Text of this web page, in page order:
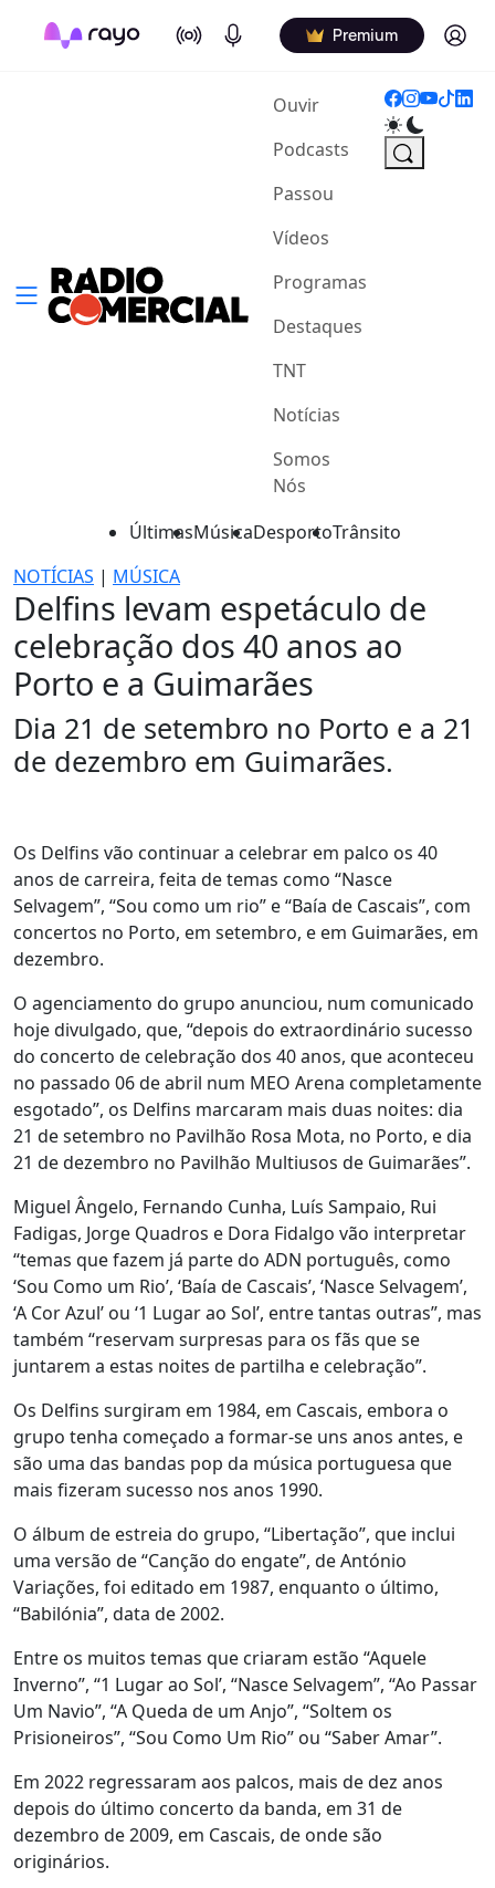
On Air Podcasts Premium Log in
Ouvir(current)
Podcasts
Passou
Vídeos
Programas
Destaques
TNT
Notícias
Somos
Nós
ÚltimasMúsicaDesportoTrânsito
NOTÍCIAS | MÚSICA
Delfins levam espetáculo de
celebração dos 40 anos ao
Porto e a Guimarães
Dia 21 de setembro no Porto e a 21
de dezembro em Guimarães.
Os Delfins vão continuar a celebrar em palco os 40
anos de carreira, feita de temas como “Nasce
Selvagem”, “Sou como um rio” e “Baía de Cascais”, com
concertos no Porto, em setembro, e em Guimarães, em
dezembro.
O agenciamento do grupo anunciou, num comunicado
hoje divulgado, que, “depois do extraordinário sucesso
do concerto de celebração dos 40 anos, que aconteceu
no passado 06 de abril num MEO Arena completamente
esgotado”, os Delfins marcaram mais duas noites: dia
21 de setembro no Pavilhão Rosa Mota, no Porto, e dia
21 de dezembro no Pavilhão Multiusos de Guimarães”.
Miguel Ângelo, Fernando Cunha, Luís Sampaio, Rui
Fadigas, Jorge Quadros e Dora Fidalgo vão interpretar
“temas que fazem já parte do ADN português, como
‘Sou Como um Rio’, ‘Baía de Cascais’, ‘Nasce Selvagem’,
‘A Cor Azul’ ou ‘1 Lugar ao Sol’, entre tantas outras”, mas
também “reservam surpresas para os fãs que se
juntarem a estas noites de partilha e celebração”.
Os Delfins surgiram em 1984, em Cascais, embora o
grupo tenha começado a formar-se uns anos antes, e
são uma das bandas pop da música portuguesa que
mais fizeram sucesso nos anos 1990.
O álbum de estreia do grupo, “Libertação”, que inclui
uma versão de “Canção do engate”, de António
Variações, foi editado em 1987, enquanto o último,
“Babilónia”, data de 2002.
Entre os muitos temas que criaram estão “Aquele
Inverno”, “1 Lugar ao Sol’, “Nasce Selvagem”, “Ao Passar
Um Navio”, “A Queda de um Anjo”, “Soltem os
Prisioneiros”, “Sou Como Um Rio” ou “Saber Amar”.
Em 2022 regressaram aos palcos, mais de dez anos
depois do último concerto da banda, em 31 de
dezembro de 2009, em Cascais, de onde são
originários.